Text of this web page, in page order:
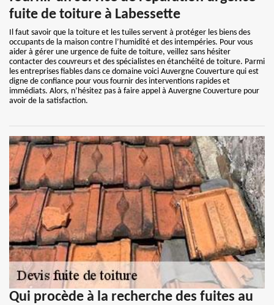
fuite de toiture à Labessette
Il faut savoir que la toiture et les tuiles servent à protéger les biens des
occupants de la maison contre l’humidité et des intempéries. Pour vous
aider à gérer une urgence de fuite de toiture, veillez sans hésiter
contacter des couvreurs et des spécialistes en étanchéité de toiture. Parmi
les entreprises fiables dans ce domaine voici Auvergne Couverture qui est
digne de confiance pour vous fournir des interventions rapides et
immédiats. Alors, n’hésitez pas à faire appel à Auvergne Couverture pour
avoir de la satisfaction.
Qui procède à la recherche des fuites au